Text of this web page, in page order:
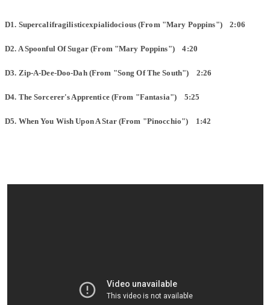
D1. Supercalifragilisticexpialidocious (From "Mary Poppins") 2:06
D2. A Spoonful Of Sugar (From "Mary Poppins") 4:20
D3. Zip-A-Dee-Doo-Dah (From "Song Of The South") 2:26
D4. The Sorcerer's Apprentice (From "Fantasia") 5:25
D5. When You Wish Upon A Star (From "Pinocchio") 1:42